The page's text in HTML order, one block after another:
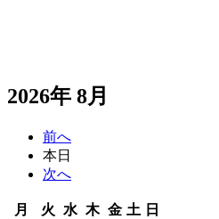
2026年 8月
前へ
本日
次へ
月 火 火水 水
木木金金土 土
日